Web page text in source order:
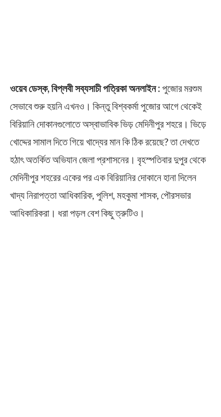
ওয়েব ডেস্ক, বিপ্লবী সব্যসাচী পত্রিকা অনলাইন : পুজোর মরশুম
সেভাবে শুরু হয়নি এখনও। কিন্তু বিশ্বকর্মা পুজোর আগে থেকেই
বিরিয়ানি দোকানগুলোতে অস্বাভাবিক ভিড় মেদিনীপুর শহরে। ভিড়ে
খোদ্দের সামাল দিতে গিয়ে খাদ্যের মান কি ঠিক রয়েছে? তা দেখতে
হঠাৎ অতর্কিত অভিযান জেলা প্রশাসনের। বৃহস্পতিবার দুপুর থেকে
মেদিনীপুর শহরের একের পর এক বিরিয়ানির দোকানে হানা দিলেন
খাদ্য নিরাপত্তা আধিকারিক, পুলিশ, মহকুমা শাসক, পৌরসভার
আধিকারিকরা। ধরা পড়ল বেশ কিছু ত্রুটিও।